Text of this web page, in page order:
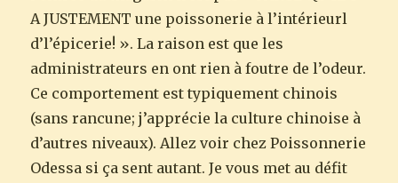
A JUSTEMENT une poissonerie à l’intérieurl
d’l’épicerie! ». La raison est que les
administrateurs en ont rien à foutre de l’odeur.
Ce comportement est typiquement chinois
(sans rancune; j’apprécie la culture chinoise à
d’autres niveaux). Allez voir chez Poissonnerie
Odessa si ça sent autant. Je vous met au défit